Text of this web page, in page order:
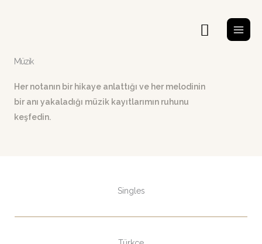
Arama
Müzik
Her notanın bir hikaye anlattığı ve her melodinin
bir anı yakaladığı müzik kayıtlarımın ruhunu
keşfedin.
Singles